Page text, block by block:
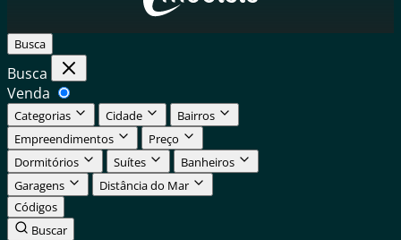
Busca
Busca
Venda
Categorias Cidade
Bairros
Empreendimentos
Preço
Dormitórios
Suítes
Banheiros
Garagens
Distância do Mar
Códigos
Buscar